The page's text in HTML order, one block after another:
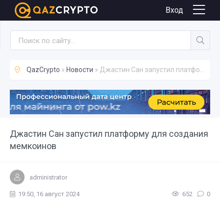
Вход
QazCrypto » Новости » Джастин Сан запустил платформу для создания мемкоинов
Джастин Сан запустил платформу для создания
мемкоинов
Новости
administrator
19:50, 16 август 2024 652 0